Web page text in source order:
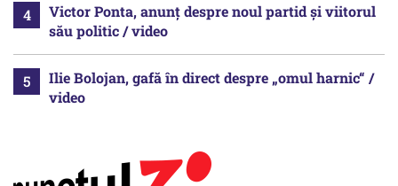
Victor Ponta, anunț despre noul partid și viitorul
său politic / video
Ilie Bolojan, gafă în direct despre „omul harnic“ /
video